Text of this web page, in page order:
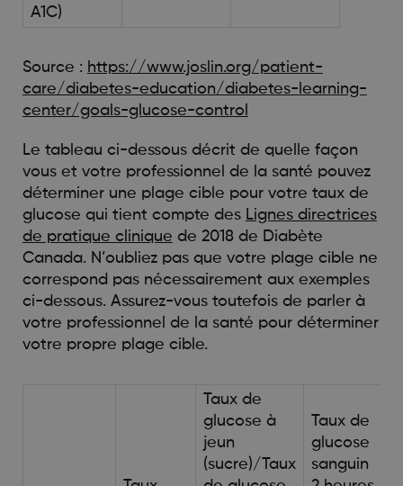
A1C)
Source : https://www.joslin.org/patient-
care/diabetes-education/diabetes-learning-
center/goals-glucose-control
Le tableau ci-dessous décrit de quelle façon
vous et votre professionnel de la santé pouvez
déterminer une plage cible pour votre taux de
glucose qui tient compte des Lignes directrices
de pratique clinique de 2018 de Diabète
Canada. N’oubliez pas que votre plage cible ne
correspond pas nécessairement aux exemples
ci-dessous. Assurez-vous toutefois de parler à
votre professionnel de la santé pour déterminer
votre propre plage cible.
Taux de
glucose à
jeun
(sucre)/Taux
Taux de
glucose
sanguin